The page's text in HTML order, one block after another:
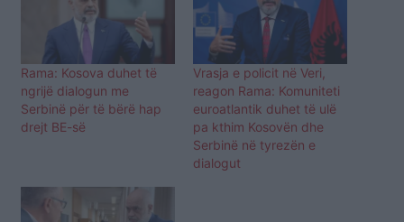
Rama: Kosova duhet të
ngrijë dialogun me
Serbinë për të bërë hap
drejt BE-së
Vrasja e policit në Veri,
reagon Rama: Komuniteti
euroatlantik duhet të ulë
pa kthim Kosovën dhe
Serbinë në tyrezën e
dialogut